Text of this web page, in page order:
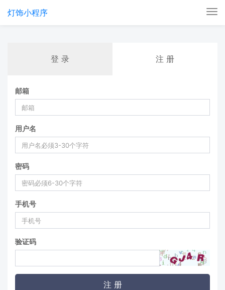
灯饰小程序
登 录 注 册
邮箱
用户名
密码
手机号
验证码
注 册